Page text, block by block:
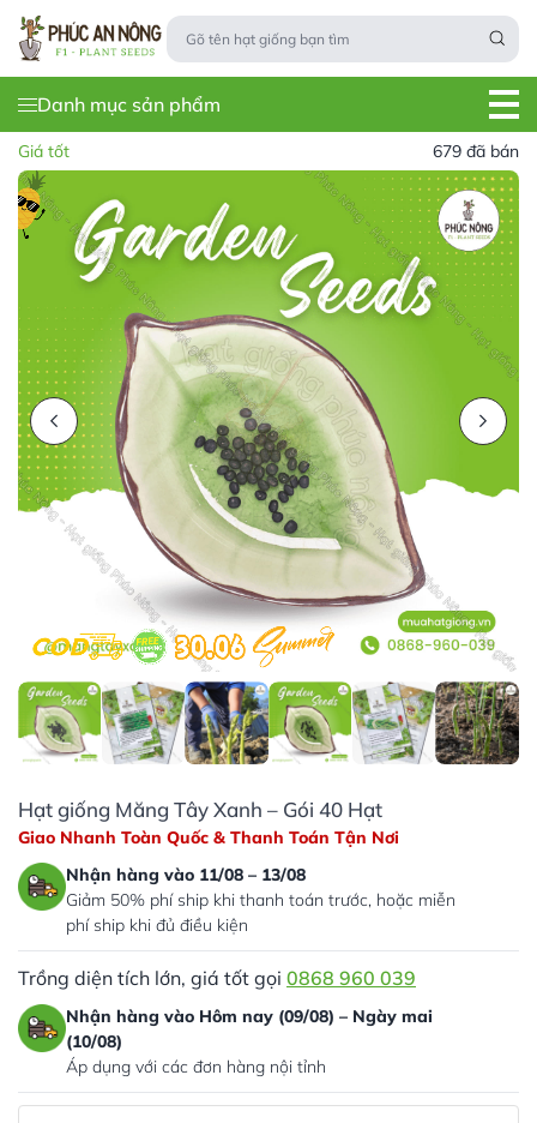
Danh mục sản phẩm
Giá tốt 679 đã bán
Hạt giống Măng Tây Xanh – Gói 40 Hạt
Giao Nhanh Toàn Quốc & Thanh Toán Tận Nơi
Nhận hàng vào 11/08 – 13/08
Giảm 50% phí ship khi thanh toán trước, hoặc miễn
phí ship khi đủ điều kiện
Trồng diện tích lớn, giá tốt gọi 0868 960 039
Nhận hàng vào Hôm nay (09/08) – Ngày mai
(10/08)
Áp dụng với các đơn hàng nội tỉnh